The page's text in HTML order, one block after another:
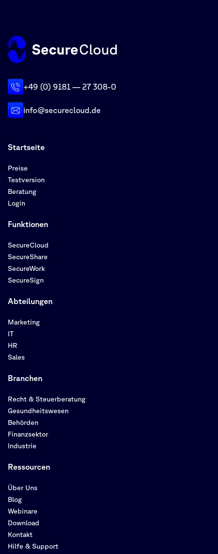
+49 (0) 9181 — 27 308-0
info@securecloud.de
Startseite
Preise
Testversion
Beratung
Login
Funktionen
SecureCloud
SecureShare
SecureWork
SecureSign
Abteilungen
Marketing
IT
HR
Sales
Branchen
Recht & Steuerberatung
Gesundheitswesen
Behörden
Finanzsektor
Industrie
Ressourcen
Über Uns
Blog
Webinare
Download
Kontakt
Hilfe & Support